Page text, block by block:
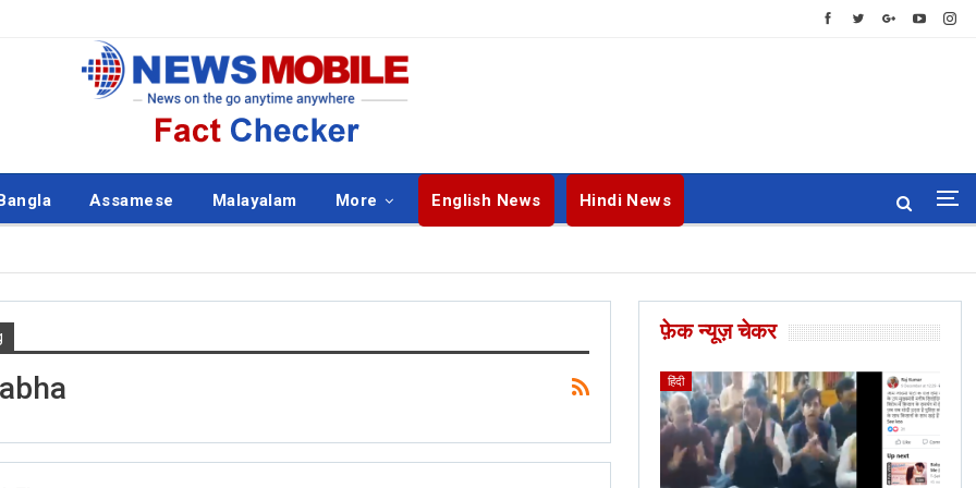
Assamese Malayalam More English News Hindi News
फ़ेक न्यूज़ चेकर
हिंदी BANGLA